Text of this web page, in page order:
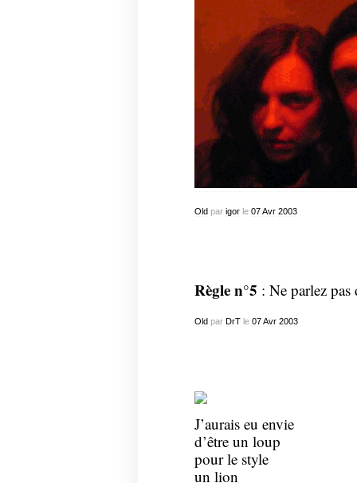
Oldpar igorle 07 Avr 2003
Règle n°5 : Ne parlez pas
Oldpar DrTle 07 Avr 2003
J’aurais eu envie
d’être un loup
pour le style
un lion